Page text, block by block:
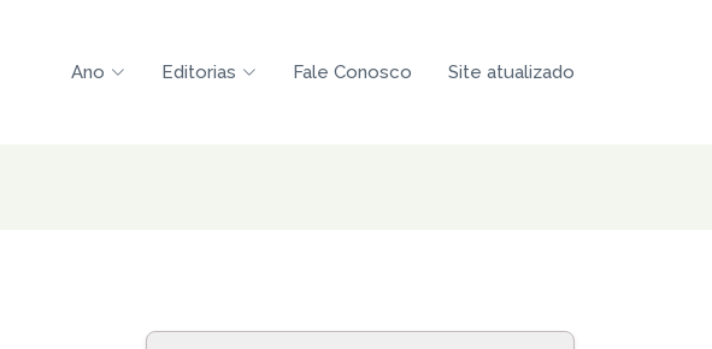
Ano Editorias Fale Conosco Site atualizado